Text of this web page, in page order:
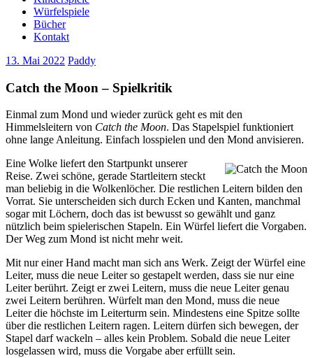
Würfelspiele
Bücher
Kontakt
13. Mai 2022 Paddy
Catch the Moon – Spielkritik
Einmal zum Mond und wieder zurück geht es mit den
Himmelsleitern von Catch the Moon. Das Stapelspiel funktioniert
ohne lange Anleitung. Einfach losspielen und den Mond anvisieren.
Eine Wolke liefert den Startpunkt unserer
Reise. Zwei schöne, gerade Startleitern steckt
man beliebig in die Wolkenlöcher. Die restlichen Leitern bilden den
Vorrat. Sie unterscheiden sich durch Ecken und Kanten, manchmal
sogar mit Löchern, doch das ist bewusst so gewählt und ganz
nützlich beim spielerischen Stapeln. Ein Würfel liefert die Vorgaben.
Der Weg zum Mond ist nicht mehr weit.
Mit nur einer Hand macht man sich ans Werk. Zeigt der Würfel eine
Leiter, muss die neue Leiter so gestapelt werden, dass sie nur eine
Leiter berührt. Zeigt er zwei Leitern, muss die neue Leiter genau
zwei Leitern berühren. Würfelt man den Mond, muss die neue
Leiter die höchste im Leiterturm sein. Mindestens eine Spitze sollte
über die restlichen Leitern ragen. Leitern dürfen sich bewegen, der
Stapel darf wackeln – alles kein Problem. Sobald die neue Leiter
losgelassen wird, muss die Vorgabe aber erfüllt sein.